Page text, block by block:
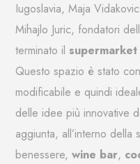
Iugoslavia, Maja
Mihajlo Juric, fondatori
terminato il s
Questo spazio è stato
modificabile e quindi
delle idee più innovative
aggiunta, all’interno della
benessere,wine bar,